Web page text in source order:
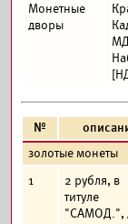
Монетные
дворы
№
золотые монеты
1
2 рубля, в
титуле
"САМОД.",